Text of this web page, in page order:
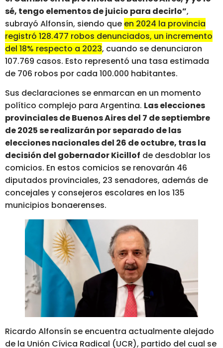
sé, tengo elementos de juicio para decirlo”,
subrayó Alfonsín, siendo que en 2024 la provincia
registró 128.477 robos denunciados, un incremento
del 18% respecto a 2023, cuando se denunciaron
107.769 casos. Esto representó una tasa estimada
de 706 robos por cada 100.000 habitantes.
Sus declaraciones se enmarcan en un momento
político complejo para Argentina. Las elecciones
provinciales de Buenos Aires del 7 de septiembre
de 2025 se realizarán por separado de las
elecciones nacionales del 26 de octubre, tras la
decisión del gobernador Kicillof de desdoblar los
comicios. En estos comicios se renovarán 46
diputados provinciales, 23 senadores, además de
concejales y consejeros escolares en los 135
municipios bonaerenses.
Ricardo Alfonsín se encuentra actualmente alejado
de la Unión Cívica Radical (UCR), partido del cual se